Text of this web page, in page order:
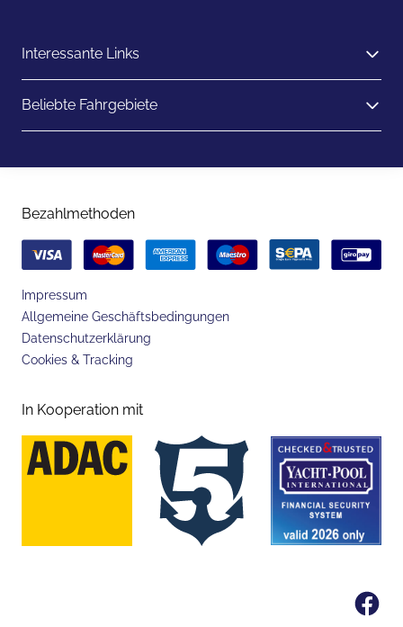
Interessante Links
Beliebte Fahrgebiete
Bezahlmethoden
Impressum
Allgemeine Geschäftsbedingungen
Datenschutzerklärung
Cookies & Tracking
In Kooperation mit